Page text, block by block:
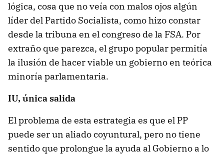
lógica, cosa que no veía con malos ojos algún
líder del Partido Socialista, como hizo constar
desde la tribuna en el congreso de la FSA. Por
extraño que parezca, el grupo popular permitía
la ilusión de hacer viable un gobierno en teórica
minoría parlamentaria.
IU, única salida
El problema de esta estrategia es que el PP
puede ser un aliado coyuntural, pero no tiene
sentido que prolongue la ayuda al Gobierno a lo